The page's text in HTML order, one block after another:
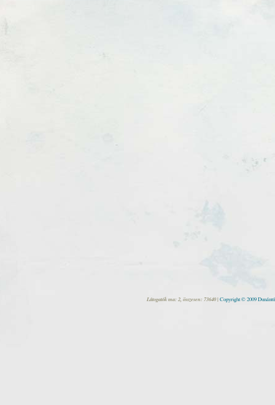
Látogatók ma: 2, összesen: 73640 |Copyright © 2009